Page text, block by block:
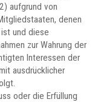
aufgrund von
denen
und diese
zur Wahrung der
Interessen der
ausdrücklicher
oder die Erfüllung